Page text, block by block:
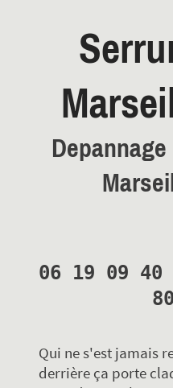
06 19 09
Qui ne s'est jamais
derrière ça porte